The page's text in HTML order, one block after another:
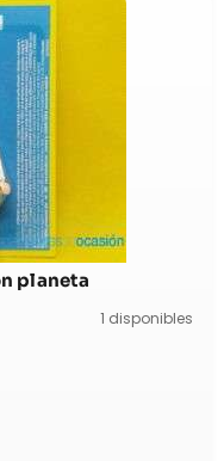
planeta
1 disponibles